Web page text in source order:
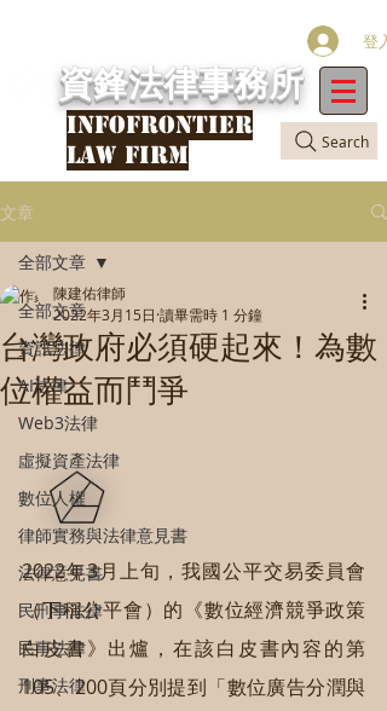
Search
登入
資鋒法律事務所
INFOFRONTIER
LAW FIRM
文章
全部文章
資訊法律
AI法律
Web3法律
虛擬資產法律
數位人權
律師實務與法律意見書
法律意見書
民刑事法律
民事法律
刑事法律
全部文章
台灣政府必須硬起來！為數
位權益而鬥爭
陳建佑律師
2022年3月15日 讀畢需時 1 分鐘
2022年3月上旬，我國公平交易委員會
（下稱公平會）的《數位經濟競爭政策
白皮書》出爐，在該白皮書內容的第
105、200頁分別提到「數位廣告分潤與